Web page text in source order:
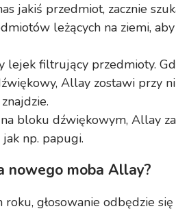
jakiś przedmiot, zacznie
leżących na ziemi,
lejek filtrujący przedmioty.
Allay zostawi przy
bloku dźwiękowym, Allay
np. papugi.
nowego moba Allay?
głosowanie odbędzie się